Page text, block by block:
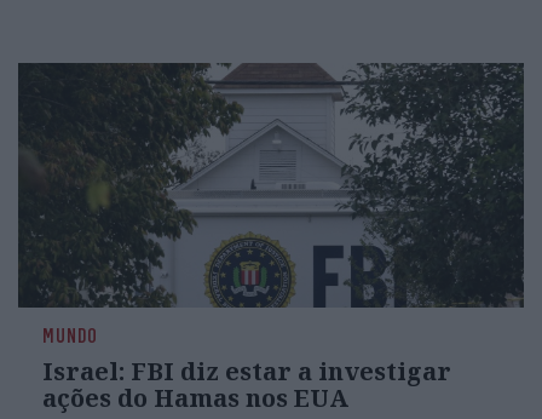
MUNDO
Israel: FBI diz estar a investigar
ações do Hamas nos EUA